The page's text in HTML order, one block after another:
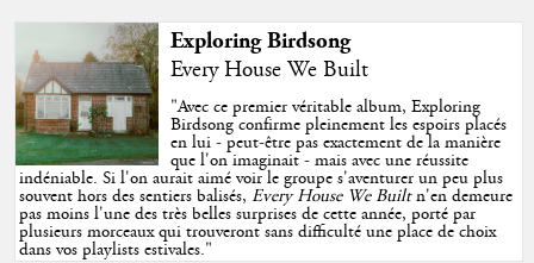
Exploring Birdsong
Every House We Built
"Avec ce premier véritable album, Exploring
Birdsong confirme pleinement les espoirs placés
en lui - peut-être pas exactement de la manière
que l'on imaginait - mais avec une réussite
indéniable. Si l'on aurait aimé voir le groupe s'aventurer un peu plus
souvent hors des sentiers balisés,Every House We Builtn'en demeure
pas moins l'une des très belles surprises de cette année, porté par
plusieurs morceaux qui trouveront sans difficulté une place de choix
dans vos playlists estivales."